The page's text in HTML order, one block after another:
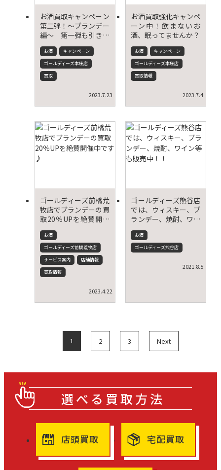
お酒買取キャンペーン
第二弾！～ブランデー
編～ 第一弾も引き続
き継続中！
お酒
キャンペーン
ゴールディーズ本庄店
買取
2023.7.23
お酒買取強化キャンペ
ーン中！飲まないお
酒、眠ってませんか？
お酒
キャンペーン
ゴールディーズ本庄店
買取情報
2023.7.4
ゴールディーズ前橋荒
牧店でブランデーの買
取20％UPを絶賛開催
中です♪
お酒
ゴールディーズ前橋荒牧店
サービス案内
店舗情報
買取情報
2023.4.22
ゴールディーズ熊谷店
では、ウィスキー、ブ
ランデー、焼酎、ワイ
ン等も販売中！！
お酒
ゴールディーズ熊谷店
2021.8.5
1 2 3 Next
選べる買取方法
店頭買取 宅配買取